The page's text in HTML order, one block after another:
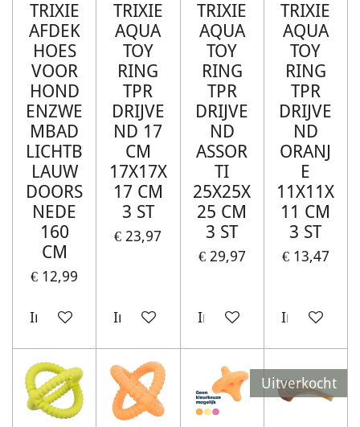
TRIXIE
AFDEK
HOES
VOOR
HOND
ENZWE
MBAD
LICHTB
LAUW
DOORS
NEDE
160
CM
€ 12,99
In winkelwagen
TRIXIE
AQUA
TOY
RING
TPR
DRIJVE
ND 17
CM
17X17X
17 CM
3 ST
€ 23,97
In winkelwagen
TRIXIE
AQUA
TOY
RING
TPR
DRIJVE
ND
ASSOR
TI
25X25X
25 CM
3 ST
€ 29,97
In winkelwagen
TRIXIE
AQUA
TOY
RING
TPR
DRIJVE
ND
ORANJ
E
11X11X
11 CM
3 ST
€ 13,47
In
Uitverkocht